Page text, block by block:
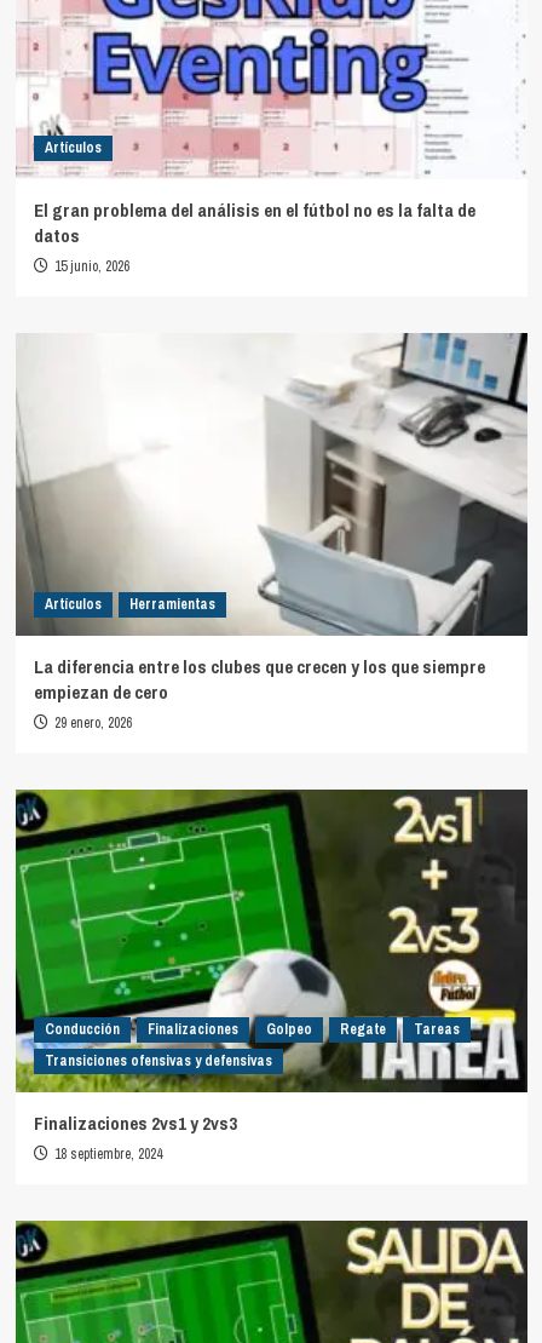
Artículos
El gran problema del análisis en el fútbol no es la falta de
datos
15 junio, 2026
Artículos Herramientas
La diferencia entre los clubes que crecen y los que siempre
empiezan de cero
29 enero, 2026
Conducción Finalizaciones Golpeo Regate
Tareas
Transiciones ofensivas y defensivas
Finalizaciones 2vs1 y 2vs3
18 septiembre, 2024